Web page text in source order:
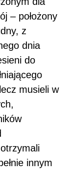
– położony
z
dnia
do
musieli w
innym